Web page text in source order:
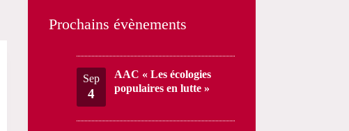
Prochains évènements
Sep
4
AAC « Les écologies
populaires en lutte »